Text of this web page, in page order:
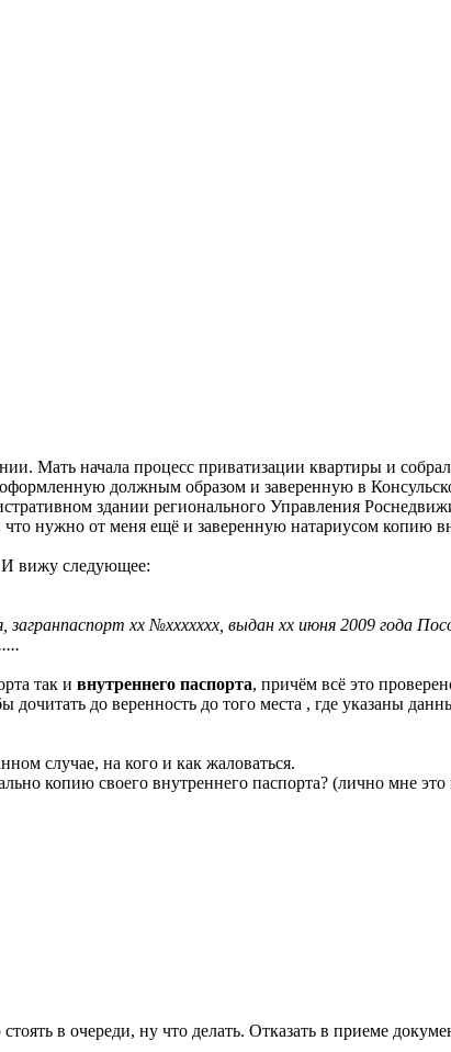
Мать начала процесс приватизации квартиры и
должным образом и заверенную в
здании регионального Управления
нужно от меня ещё и заверенную натариусом копию
И вижу следующее:
хх №ххххххх, выдан хх июня 2009 года
так и внутреннего паспорта, причём всё это
до веренность до того места , где указаны
случае, на кого и как жаловаться.
копию своего внутреннего паспорта? (лично мне это
в очереди, ну что делать. Отказать в приеме